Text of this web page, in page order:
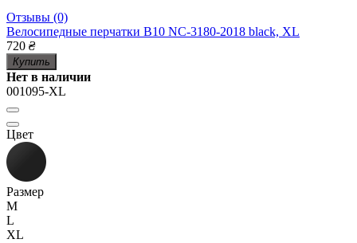
Отзывы (0)
Велосипедные перчатки B10 NC-3180-2018 black, XL
720 ₴
Купить
Нет в наличии
001095-XL
Цвет
Размер
M
L
XL